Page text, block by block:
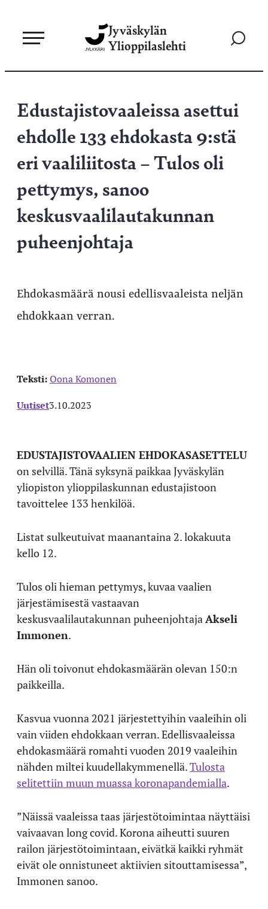
sisältöön
Jyväskylän
Ylioppilaslehti
Siirry
Edustajistovaaleissa asettui
ehdolle 133 ehdokasta 9:stä
eri vaaliliitosta – Tulos oli
pettymys, sanoo
keskusvaalilautakunnan
puheenjohtaja
Ehdokasmäärä nousi edellisvaaleista neljän
ehdokkaan verran.
Teksti:Oona Komonen
Uutiset3.10.2023
EDUSTAJISTOVAALIEN EHDOKASASETTELU
on selvillä. Tänä syksynä paikkaa Jyväskylän
yliopiston ylioppilaskunnan edustajistoon
tavoittelee 133 henkilöä.
Listat sulkeutuivat maanantaina 2. lokakuuta
kello 12.
Tulos oli hieman pettymys, kuvaa vaalien
järjestämisestä vastaavan
keskusvaalilautakunnan puheenjohtajaAkseli
Immonen.
Hän oli toivonut ehdokasmäärän olevan 150:n
paikkeilla.
Kasvua vuonna 2021 järjestettyihin vaaleihin oli
vain viiden ehdokkaan verran. Edellisvaaleissa
ehdokasmäärä romahti vuoden 2019 vaaleihin
nähden miltei kuudellakymmenellä.Tulosta
selitettiin muun muassa koronapandemialla.
”Näissä vaaleissa taas järjestötoimintaa näyttäisi
vaivaavan long covid. Korona aiheutti suuren
railon järjestötoimintaan, eivätkä kaikki ryhmät
eivät ole onnistuneet aktiivien sitouttamisessa”,
Immonen sanoo.